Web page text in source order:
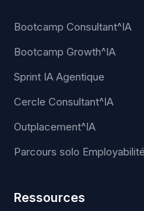
Bootcamp Consultant^IA
Bootcamp Growth^IA
Sprint IA Agentique
Cercle Consultant^IA
Outplacement^IA
Parcours solo
Ressources